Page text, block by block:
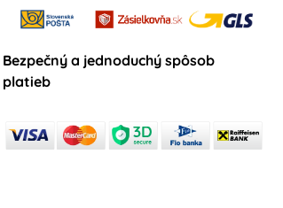
Bezpečný a jednoduchý spôsob
platieb